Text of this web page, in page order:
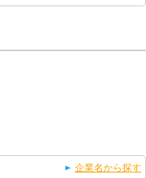
企業名から探す